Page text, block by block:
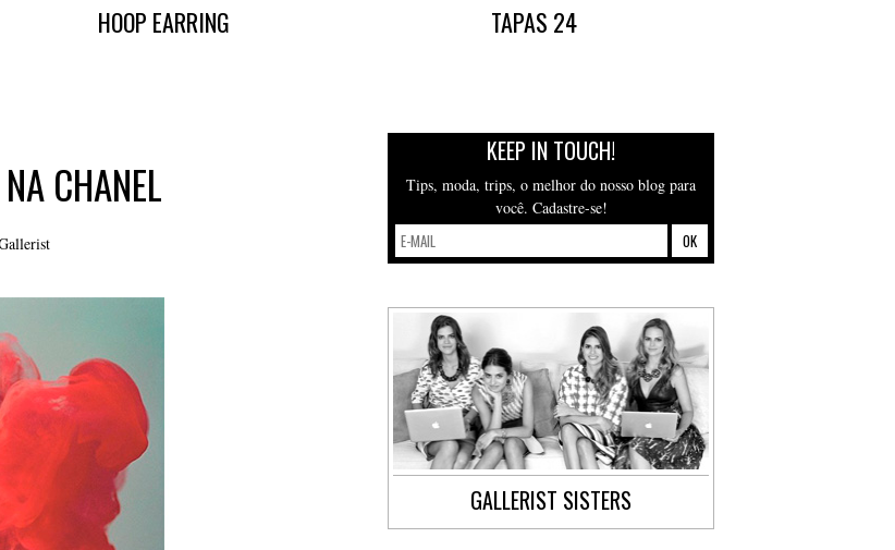
HOOP EARRING TAPAS 24
CHANEL
KEEP IN TOUCH!
Tips, moda, trips, o melhor do nosso blog para
você. Cadastre-se!
GALLERIST SISTERS